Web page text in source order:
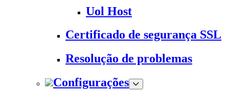
Uol Host
Certificado de segurança SSL
Resolução de problemas
Configurações